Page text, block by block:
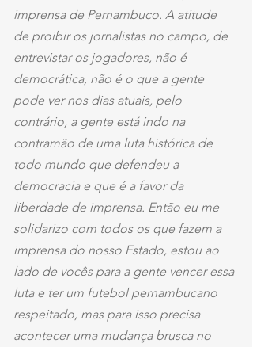
imprensa de Pernambuco. A atitude
de proibir os jornalistas no campo, de
entrevistar os jogadores, não é
democrática, não é o que a gente
pode ver nos dias atuais, pelo
contrário, a gente está indo na
contramão de uma luta histórica de
todo mundo que defendeu a
democracia e que é a favor da
liberdade de imprensa. Então eu me
solidarizo com todos os que fazem a
imprensa do nosso Estado, estou ao
lado de vocês para a gente vencer essa
luta e ter um futebol pernambucano
respeitado, mas para isso precisa
acontecer uma mudança brusca no